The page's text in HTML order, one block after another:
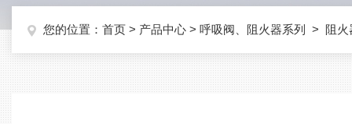
您的位置： 首页 > 产品中心 > 呼吸阀、阻火器系列 > 阻火